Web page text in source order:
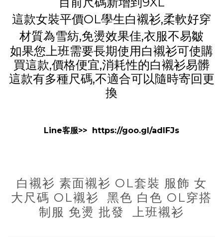
這款女裝平價OL學生白襯衫,柔軟好穿
材質為雪紡,免燙效果佳,衣服不易皺
如果您上班需要長期使用白襯衫可使購
買這款,價格便宜,消耗性的白襯衫易髒
這款有多種尺碼,不適合可以隨時寄回更
換
Line客服>> https://goo.gl/adIFJs
白襯衫 素面襯衫 OL套裝 服飾 女
大尺碼 OL襯衫 黑色 白色 OL穿搭
制服 免燙 批發 上班襯衫